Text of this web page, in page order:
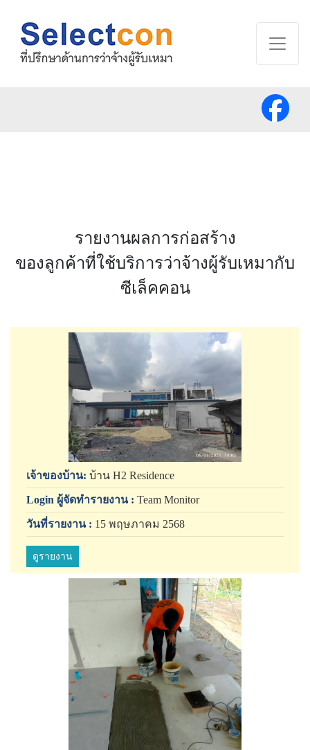
รายงานผลการก่อสร้าง
ของลูกค้าที่ใช้บริการว่าจ้างผู้รับเหมากับ
ซีเล็คคอน
เจ้าของบ้าน: บ้าน H2 Residence
Login ผู้จัดทำรายงาน : Team Monitor
วันที่รายงาน : 15 พฤษภาคม 2568
ดูรายงาน